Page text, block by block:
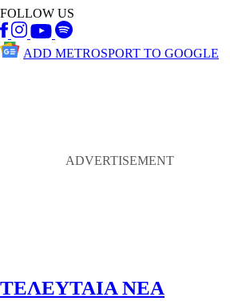
FOLLOW US
ADD METROSPORT TO GOOGLE
ΤΕΛΕΥΤΑΙΑ ΝΕΑ